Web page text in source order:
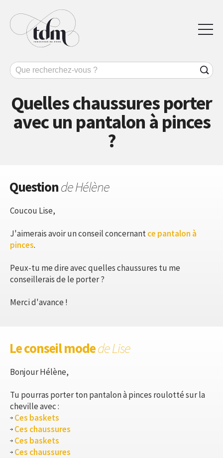
Quelles chaussures porter
avec un pantalon à pinces
?
Questionde Hélène
Coucou Lise,
J'aimerais avoir un conseil concernantce pantalon à
pinces.
Peux-tu me dire avec quelles chaussures tu me
conseillerais de le porter ?
Merci d'avance !
Le conseil modede Lise
Bonjour Hélène,
Tu pourras porter ton pantalon à pinces roulotté sur la
cheville avec :
Ces baskets
Ces chaussures
Ces baskets
Ces chaussures